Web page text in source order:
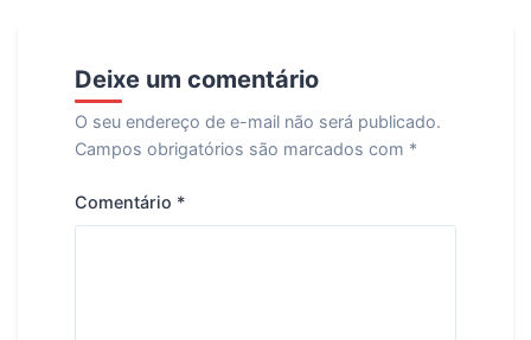
Deixe um comentário
O seu endereço de e-mail não será publicado.
Campos obrigatórios são marcados com *
Comentário *